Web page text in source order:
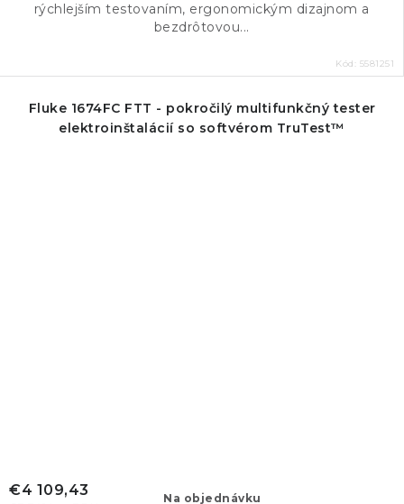
rýchlejším testovaním, ergonomickým dizajnom a
bezdrôtovou...
Kód: 5581251
Fluke 1674FC FTT - pokročilý multifunkčný tester
elektroinštalácií so softvérom TruTest™
Na objednávku
€4 109,43